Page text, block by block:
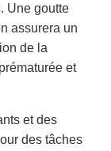
Une goutte
assurera un
de la
et
et des
des tâches